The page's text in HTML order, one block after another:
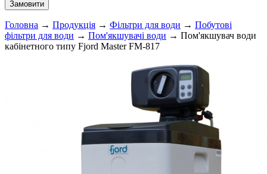
Головна → Продукція → Фільтри для води → Побутові
фільтри для води → Пом'якшувачі води → Пом'якшувач води
кабінетного типу Fjord Master FM-817